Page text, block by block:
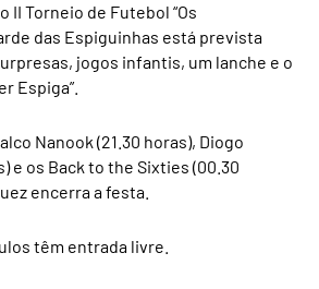
II Torneio de Futebol “Os
das Espiguinhas está prevista
jogos infantis, um lanche e o
Espiga”.
Nanook (21.30 horas), Diogo
e os Back to the Sixties (00.30
encerra a festa.
têm entrada livre.